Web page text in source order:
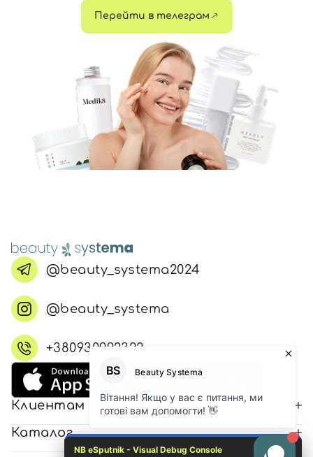
Перейти в телеграм
@beauty_systema2024
@beauty_systema
+380930992322
Клиентам
Каталог
NB eSputnik - Visual Debug Console